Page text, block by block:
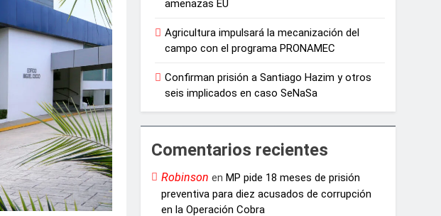
amenazas EU
Agricultura impulsará la mecanización del
campo con el programa PRONAMEC
Confirman prisión a Santiago Hazim y otros
seis implicados en caso SeNaSa
Comentarios recientes
Robinson enMP pide 18 meses de prisión
preventiva para diez acusados de corrupción
en la Operación Cobra